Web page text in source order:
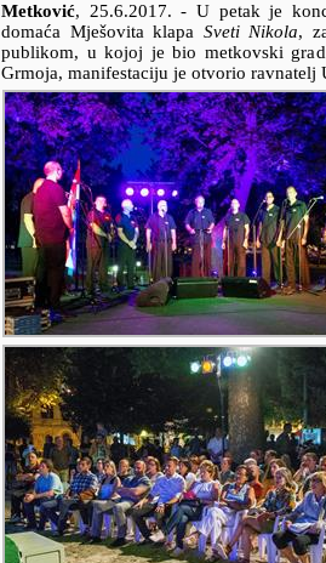
Metković, 25.6.2017.- U petak je
domaća Mješovita klapa Sveti Nikola,
publikom, u kojoj je bio metkovski
Grmoja, manifestaciju je otvorio